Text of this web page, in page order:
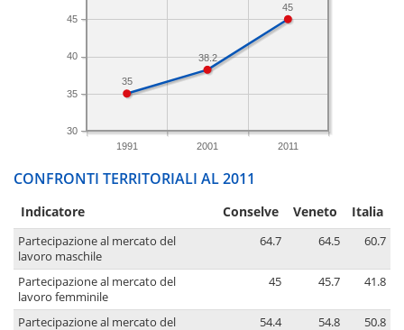
1991 2001 2011
30
35
40
45
45
38.2
35
CONFRONTI TERRITORIALI AL 2011
Indicatore Conselve Veneto Italia
Partecipazione al mercato del
lavoro maschile
64.7 64.5 60.7
Partecipazione al mercato del
lavoro femminile
45 45.7 41.8
Partecipazione al mercato del
54.4 54.8 50.8